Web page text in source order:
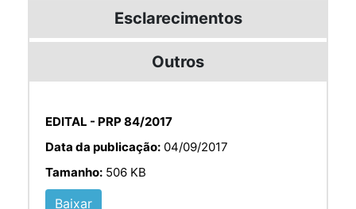
Esclarecimentos
Outros
EDITAL - PRP 84/2017
Data da publicação: 04/09/2017
Tamanho: 506 KB
Baixar